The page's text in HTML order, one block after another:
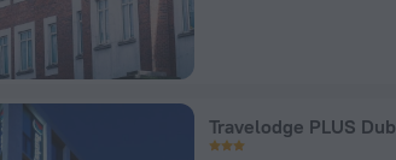
Travelodge PLUS